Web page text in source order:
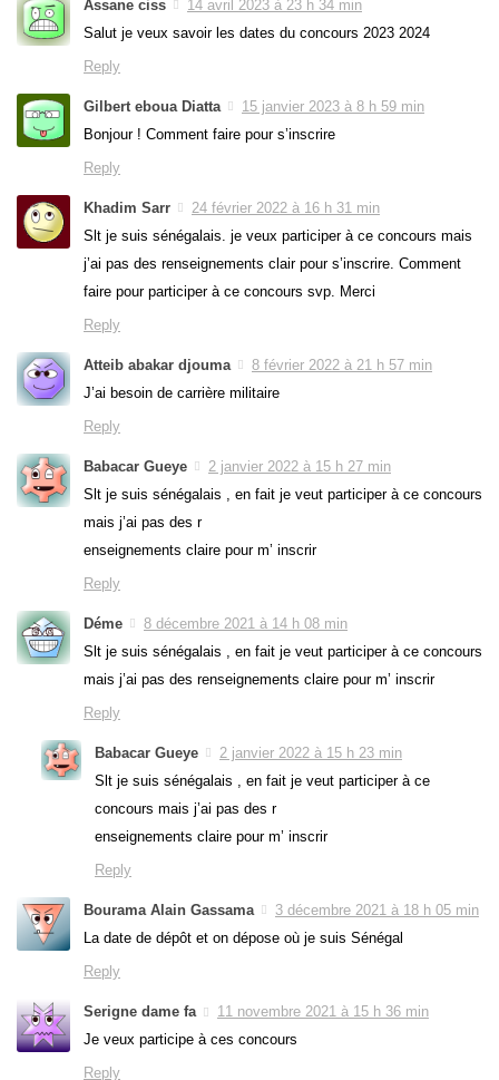
Assane ciss
14 avril 2023 à 23 h 34 min
Salut je veux savoir les dates du concours 2023 2024
Reply
Gilbert eboua Diatta
15 janvier 2023 à 8 h 59 min
Bonjour ! Comment faire pour s’inscrire
Reply
Khadim Sarr
24 février 2022 à 16 h 31 min
Slt je suis sénégalais. je veux participer à ce concours mais
j’ai pas des renseignements clair pour s’inscrire. Comment
faire pour participer à ce concours svp. Merci
Reply
Atteib abakar djouma
8 février 2022 à 21 h 57 min
J’ai besoin de carrière militaire
Reply
Babacar Gueye
2 janvier 2022 à 15 h 27 min
Slt je suis sénégalais , en fait je veut participer à ce concours
mais j’ai pas des r
enseignements claire pour m’ inscrir
Reply
Déme
8 décembre 2021 à 14 h 08 min
Slt je suis sénégalais , en fait je veut participer à ce concours
mais j’ai pas des renseignements claire pour m’ inscrir
Reply
Babacar Gueye
2 janvier 2022 à 15 h 23 min
Slt je suis sénégalais , en fait je veut participer à ce
concours mais j’ai pas des r
enseignements claire pour m’ inscrir
Reply
Bourama Alain Gassama
3 décembre 2021 à 18 h 05 min
La date de dépôt et on dépose où je suis Sénégal
Reply
Serigne dame fa
11 novembre 2021 à 15 h 36 min
Je veux participe à ces concours
Reply